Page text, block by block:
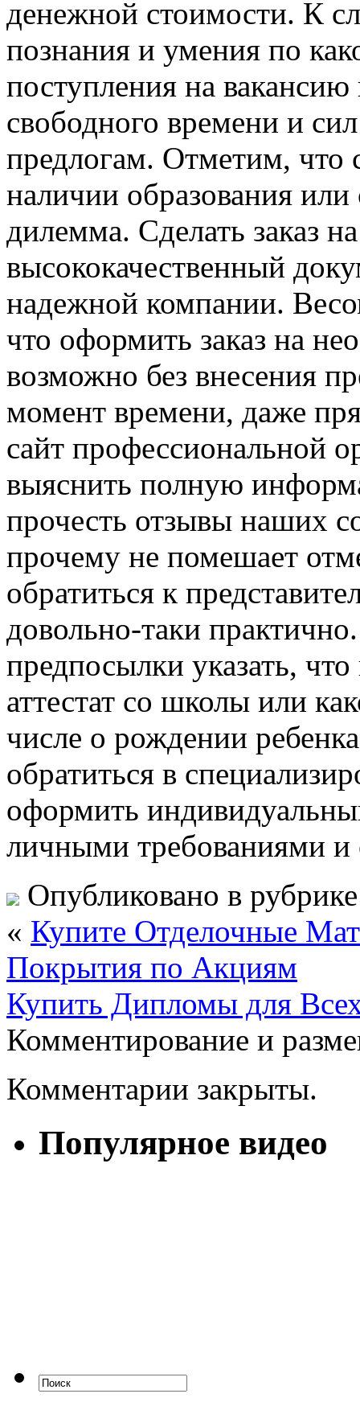
денежной стоимости. К
познания и умения по
поступления на вакансию
свободного времени и
предлогам. Отметим, что
наличии образования или
дилемма. Сделать заказ
высококачественный
надежной компании.
что оформить заказ на
возможно без внесения
момент времени, даже
сайт профессиональной
выяснить полную
прочесть отзывы наших
прочему не помешает
обратиться к
довольно-таки
предпосылки указать,
аттестат со школы или
числе о рождении
обратиться в
оформить
личными требованиями и
Опубликовано в
« Купите Отделочные
Покрытия по Акциям
Купить Дипломы для
Комментирование и
Комментарии закрыты.
Популярное видео